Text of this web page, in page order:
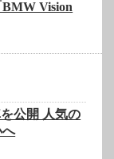
Vision
公開 人気の
へ